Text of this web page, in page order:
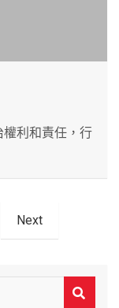
權利和責任，行
Next